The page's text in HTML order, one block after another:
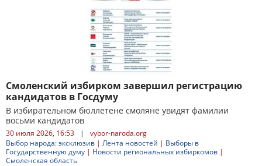
Смоленский избирком завершил регистрацию
кандидатов в Госдуму
В избирательном бюллетене смоляне увидят фамилии
восьми кандидатов
30 июля 2026, 16:53 |
vybor-naroda.org
Выбор народа: эксклюзив | Лента новостей | Выборы в
Государственную думу | Новости региональных избиркомов |
Смоленская область